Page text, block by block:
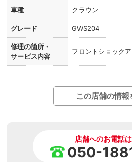
車種 クラウン
グレード GWS204
修理の箇所・
サービス内容
フロントショック
この店舗の情報
店舗へのお電話
050-